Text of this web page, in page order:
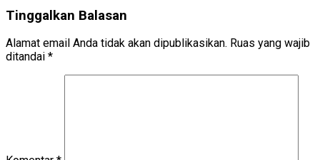
Tinggalkan Balasan
Alamat email Anda tidak akan dipublikasikan. Ruas yang wajib
ditandai *